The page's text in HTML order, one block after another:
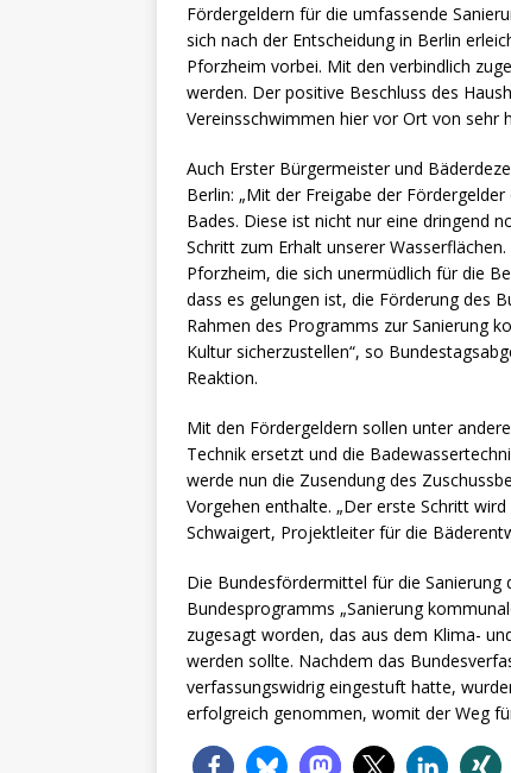
Fördergeldern für die umfassende
sich nach der Entscheidung in Berlin
Pforzheim vorbei. Mit den verbindlich
werden. Der positive Beschluss des
Vereinsschwimmen hier vor Ort von sehr
Auch Erster Bürgermeister und
Berlin: „Mit der Freigabe der
Bades. Diese ist nicht nur eine dringend
Schritt zum Erhalt unserer
Pforzheim, die sich unermüdlich für die
dass es gelungen ist, die Förderung des
Rahmen des Programms zur Sanierung
Kultur sicherzustellen“, so
Reaktion.
Mit den Fördergeldern sollen unter
Technik ersetzt und die
werde nun die Zusendung des
Vorgehen enthalte. „Der erste Schritt
Schwaigert, Projektleiter für die
Die Bundesfördermittel für die Sanierung
Bundesprogramms „Sanierung
zugesagt worden, das aus dem Klima-
werden sollte. Nachdem das
verfassungswidrig eingestuft hatte,
erfolgreich genommen, womit der Weg